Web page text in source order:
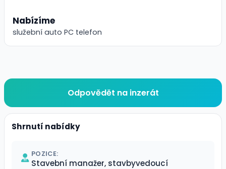
Nabízíme
služební auto PC telefon
Odpovědět na inzerát
Shrnutí nabídky
POZICE:
Stavební manažer, stavbyvedoucí